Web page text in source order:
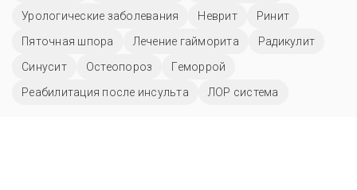
Урологические заболевания
Неврит
Ринит
Пяточная шпора
Лечение гайморита
Радикулит
Синусит
Остеопороз
Геморрой
Реабилитация после инсульта
ЛОР система